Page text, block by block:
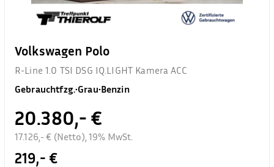
Volkswagen Polo
R-Line 1.0 TSI DSG IQ.LIGHT Kamera ACC
Gebrauchtfzg.•Grau•Benzin
20.380,- €
17.126,- € (Netto), 19% MwSt.
219,- €